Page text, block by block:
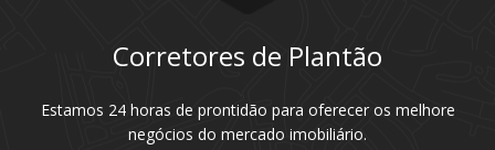
Corretores de Plantão
Estamos 24 horas de prontidão para oferecer os melhore
negócios do mercado imobiliário.